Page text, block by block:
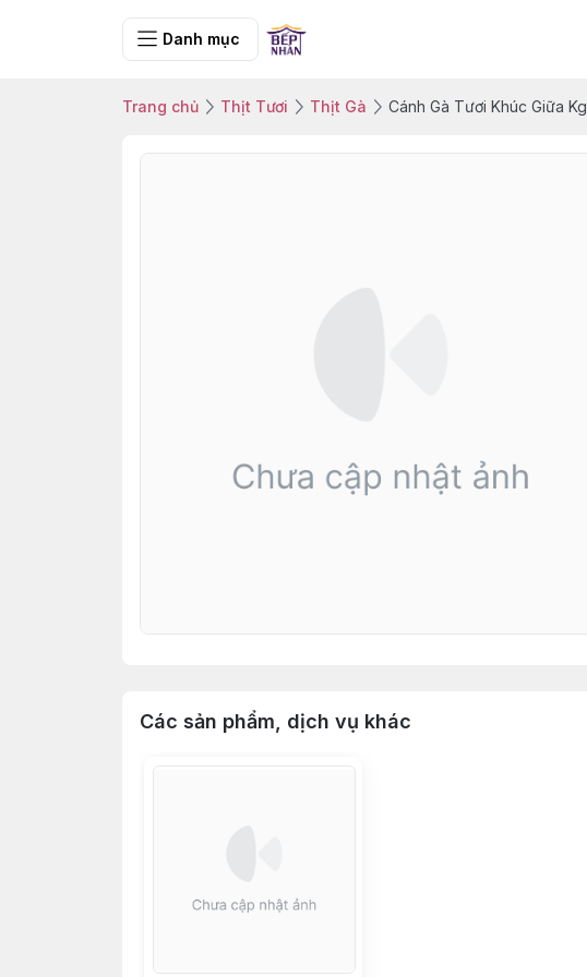
Danh mục
Trang chủ Thịt Tươi Thịt Gà Cánh Gà Tươi Khúc Giữa Kg
Các sản phẩm, dịch vụ khác